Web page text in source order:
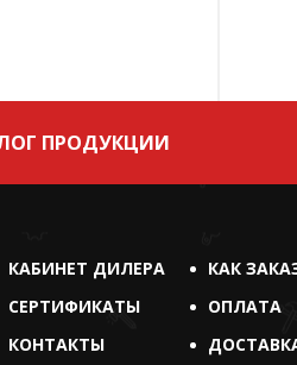
ПРОДУКЦИИ
КАБИНЕТ ДИЛЕРА
СЕРТИФИКАТЫ
КОНТАКТЫ
КАК
ОПЛАТА